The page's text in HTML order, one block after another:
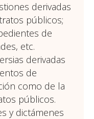
derivadas
públicos;
de
etc.
derivadas
de
como de la
públicos.
y dictámenes